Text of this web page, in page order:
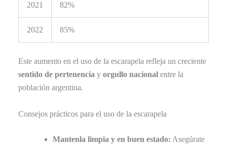
2021 82%
2022 85%
Este aumento en el uso de la escarapela refleja un creciente
sentido de pertenencia y orgullo nacional entre la
población argentina.
Consejos prácticos para el uso de la escarapela
Mantenla limpia y en buen estado: Asegúrate